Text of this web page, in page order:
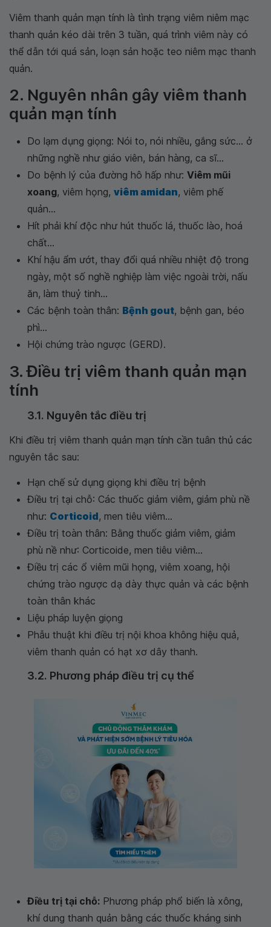
Viêm thanh quản mạn tính là tình trạng viêm niêm mạc
thanh quản kéo dài trên 3 tuần, quá trình viêm này có
thể dẫn tới quá sản, loạn sản hoặc teo niêm mạc thanh
quản.
2. Nguyên nhân gây viêm thanh
quản mạn tính
Do lạm dụng giọng: Nói to, nói nhiều, gắng sức... ở
những nghề như giáo viên, bán hàng, ca sĩ...
Do bệnh lý của đường hô hấp như: Viêm mũi
xoang, viêm họng, viêm amidan, viêm phế
quản...
Hít phải khí độc như hút thuốc lá, thuốc lào, hoá
chất...
Khí hậu ẩm ướt, thay đổi quá nhiều nhiệt độ trong
ngày, một số nghề nghiệp làm việc ngoài trời, nấu
ăn, làm thuỷ tinh...
Các bệnh toàn thân: Bệnh gout, bệnh gan, béo
phì...
Hội chứng trào ngược (GERD).
3. Điều trị viêm thanh quản mạn
tính
3.1. Nguyên tắc điều trị
Khi điều trị viêm thanh quản mạn tính cần tuân thủ các
nguyên tắc sau:
Hạn chế sử dụng giọng khi điều trị bệnh
Điều trị tại chỗ: Các thuốc giảm viêm, giảm phù nề
như: Corticoid, men tiêu viêm...
Điều trị toàn thân: Bằng thuốc giảm viêm, giảm
phù nề như: Corticoide, men tiêu viêm...
Điều trị các ổ viêm mũi họng, viêm xoang, hội
chứng trào ngược dạ dày thực quản và các bệnh
toàn thân khác
Liệu pháp luyện giọng
Phẫu thuật khi điều trị nội khoa không hiệu quả,
viêm thanh quản có hạt xơ dây thanh.
3.2. Phương pháp điều trị cụ thể
Điều trị tại chỗ: Phương pháp phổ biến là xông,
khí dung thanh quản bằng các thuốc kháng sinh